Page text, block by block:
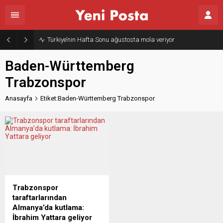
Türkiye’nin Hafta Sonu ağustosta mola veriyor
Baden-Württemberg
Trabzonspor
Anasayfa Etiket:Baden-Württemberg Trabzonspor
Trabzonspor
taraftarlarından
Almanya’da kutlama:
İbrahim Yattara geliyor